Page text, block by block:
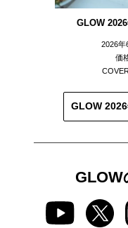
GLOW
2026年
価
GLOW
GLOW